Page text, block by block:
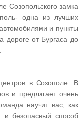
Созопольского замка
одна из лучших
и пункты
дороге от Бургаса до
в Созополе. В
и предлагает очень
научит вас, как
и безопасный способ